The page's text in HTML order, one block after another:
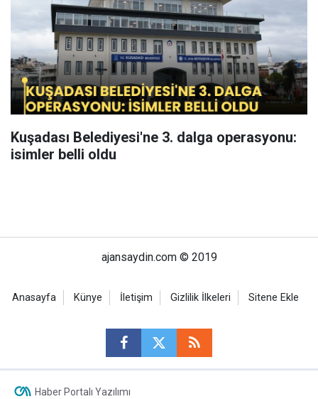
Kuşadası Belediyesi'ne 3. dalga operasyonu:
isimler belli oldu
ajansaydin.com © 2019
Anasayfa Künye İletişim Gizlilik İlkeleri Sitene Ekle
Haber Portalı Yazılımı